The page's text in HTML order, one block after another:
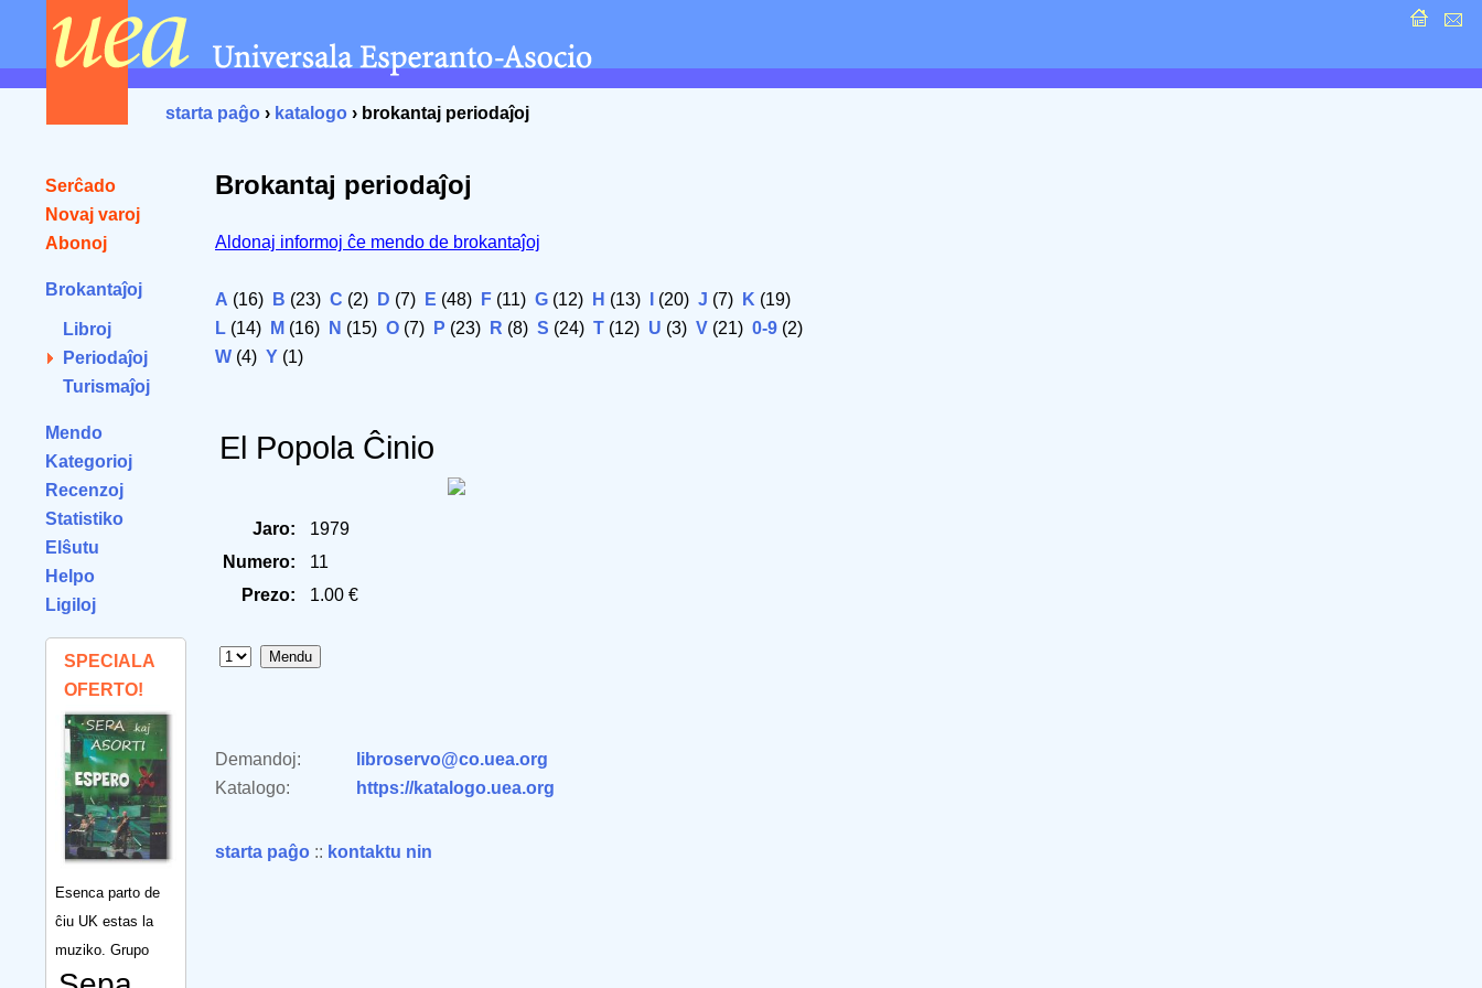
starta paĝo › katalogo › brokantaj periodaĵoj
Serĉado
Novaj varoj
Abonoj
Brokantaĵoj
Libroj
Periodaĵoj
Turismaĵoj
Mendo
Kategorioj
Recenzoj
Statistiko
Elŝutu
Helpo
Ligiloj
SPECIALA
OFERTO!
Esenca parto de
ĉiu UK estas la
muziko. Grupo
Brokantaj periodaĵoj
Aldonaj informoj ĉe mendo de brokantaĵoj
A (16) B (23) C (2) D (7) E (48) F (11) G (12) H (13) (20) J (7) K (19)
L (14) M (16) N (15) O (7) P (23) R (8) S (24) T (12) U (3) V (21) 0-9 (2)
W (4) Y (1)
El Popola Ĉinio
Jaro:
1979
Numero:
11
Prezo:
1.00 €
Demandoj:
libroservo@co.uea.org
Katalogo:
https://katalogo.uea.org
starta paĝo :: kontaktu nin